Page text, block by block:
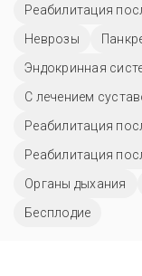
Реабилитация
Неврозы
Эндокринная
С лечением
Реабилитация
Реабилитация
Органы дыхания
Бесплодие